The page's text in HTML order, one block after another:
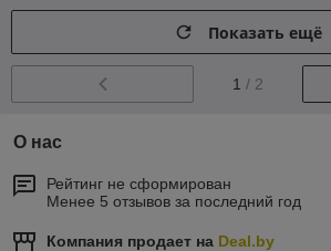
Показать ещё
1 / 2
О нас
Рейтинг не сформирован
Менее 5 отзывов за последний год
Компания продает на Deal.by